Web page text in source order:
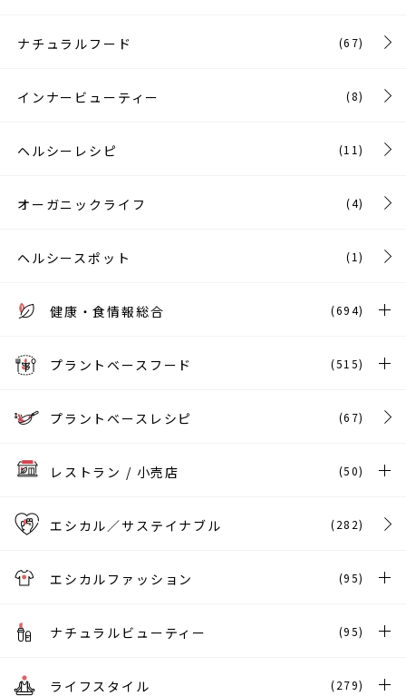
ナチュラルフード (67)
インナービューティー (8)
ヘルシーレシピ (11)
オーガニックライフ (4)
ヘルシースポット (1)
健康・食情報総合 (694)
プラントベースフード (515)
プラントベースレシピ (67)
レストラン / 小売店 (50)
エシカル／サステイナブル (282)
エシカルファッション (95)
ナチュラルビューティー (95)
ライフスタイル (279)